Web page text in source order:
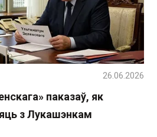
паказаў, як
з Лукашэнкам
26.06.2026